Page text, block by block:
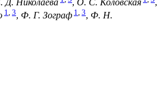
Д. Николаева , О. С. Коловская
,
1, 3, Ф. Г. Зограф 1, 3, Ф. Н.